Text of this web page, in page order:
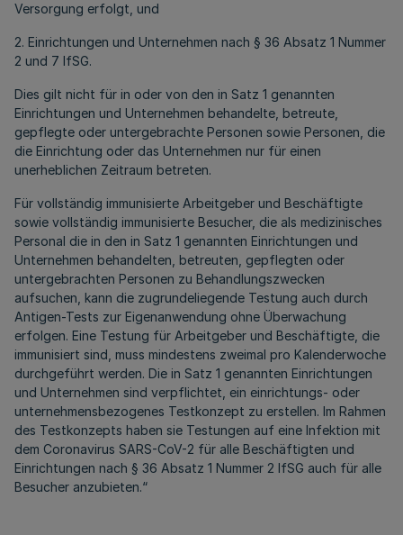
Versorgung erfolgt, und
2. Einrichtungen und Unternehmen nach § 36 Absatz 1 Nummer
2 und 7 IfSG.
Dies gilt nicht für in oder von den in Satz 1 genannten
Einrichtungen und Unternehmen behandelte, betreute,
gepflegte oder untergebrachte Personen sowie Personen, die
die Einrichtung oder das Unternehmen nur für einen
unerheblichen Zeitraum betreten.
Für vollständig immunisierte Arbeitgeber und Beschäftigte
sowie vollständig immunisierte Besucher, die als medizinisches
Personal die in den in Satz 1 genannten Einrichtungen und
Unternehmen behandelten, betreuten, gepflegten oder
untergebrachten Personen zu Behandlungszwecken
aufsuchen, kann die zugrundeliegende Testung auch durch
Antigen-Tests zur Eigenanwendung ohne Überwachung
erfolgen. Eine Testung für Arbeitgeber und Beschäftigte, die
immunisiert sind, muss mindestens zweimal pro Kalenderwoche
durchgeführt werden. Die in Satz 1 genannten Einrichtungen
und Unternehmen sind verpflichtet, ein einrichtungs- oder
unternehmensbezogenes Testkonzept zu erstellen. Im Rahmen
des Testkonzepts haben sie Testungen auf eine Infektion mit
dem Coronavirus SARS-CoV-2 für alle Beschäftigten und
Einrichtungen nach § 36 Absatz 1 Nummer 2 IfSG auch für alle
Besucher anzubieten.“